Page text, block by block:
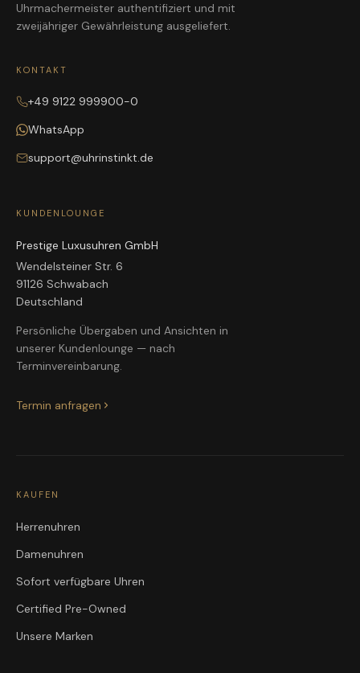
Uhrmachermeister authentifiziert und mit
zweijähriger Gewährleistung ausgeliefert.
KONTAKT
+49 9122 999900-0
WhatsApp
support@uhrinstinkt.de
KUNDENLOUNGE
Prestige Luxusuhren GmbH
Wendelsteiner Str. 6
91126 Schwabach
Deutschland
Persönliche Übergaben und Ansichten in
unserer Kundenlounge — nach
Terminvereinbarung.
Termin anfragen
KAUFEN
Herrenuhren
Damenuhren
Sofort verfügbare Uhren
Certified Pre-Owned
Unsere Marken